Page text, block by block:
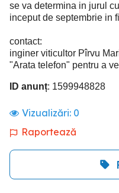
se va determina in jurul
inceput de septembrie in
contact:
inginer viticultor Pîrvu
"Arata telefon" pentru a
ID anunț: 1599948828
Vizualizări: 0
Raportează